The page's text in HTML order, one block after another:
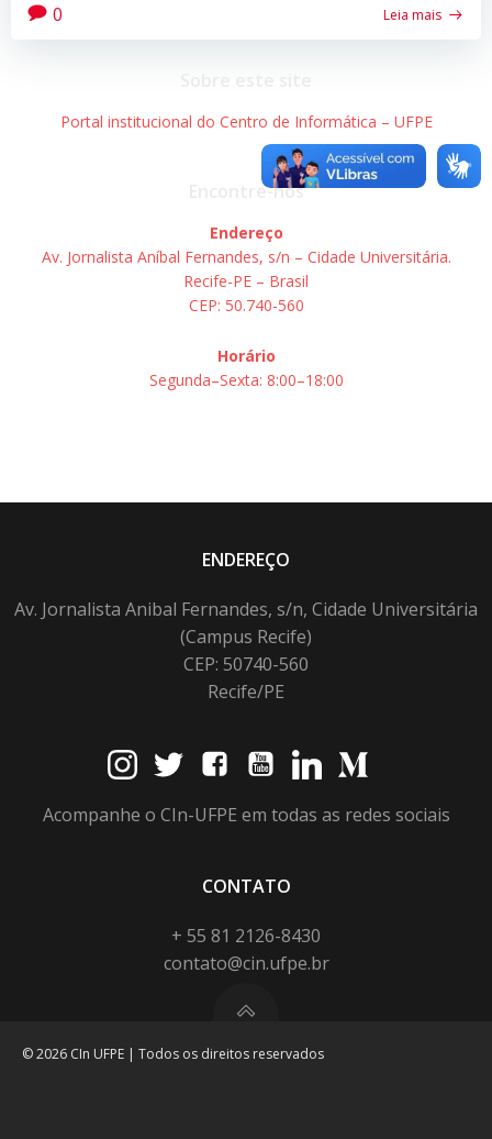
0 Leia mais
Portal institucional do Centro de Informática – UFPE
Encontre-nos
Endereço
Av. Jornalista Aníbal Fernandes, s/n – Cidade Universitária.
Recife-PE – Brasil
CEP: 50.740-560
Horário
Segunda–Sexta: 8:00–18:00
ENDEREÇO
Av. Jornalista Anibal Fernandes, s/n, Cidade Universitária
(Campus Recife)
CEP: 50740-560
Recife/PE
Acompanhe o CIn-UFPE em todas as redes sociais
CONTATO
+ 55 81 2126-8430
contato@cin.ufpe.br
© 2026 CIn UFPE | Todos os direitos reservados